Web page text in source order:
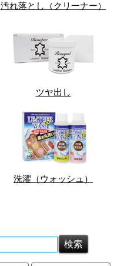
汚れ落とし（クリーナー）
ツヤ出し
洗濯（ウォッシュ）